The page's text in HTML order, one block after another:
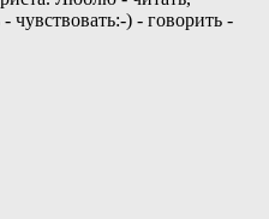
чувствовать:-) - говорить -